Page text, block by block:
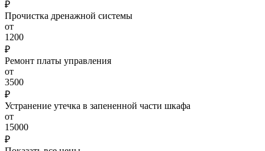
₽
Прочистка дренажной системы
от
1200
₽
Ремонт платы управления
от
3500
₽
Устранение утечка в запененной части шкафа
от
15000
₽